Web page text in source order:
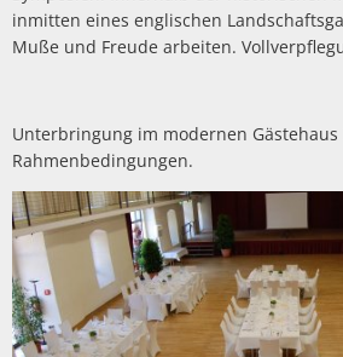
inmitten eines englischen
Muße und Freude arbeiten.
Unterbringung im modernen
Rahmenbedingungen.